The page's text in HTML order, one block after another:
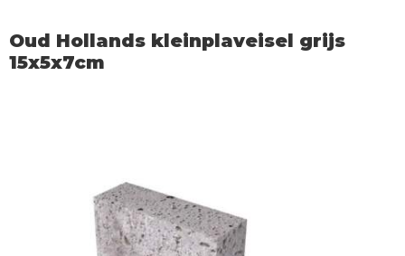
Oud Hollands kleinplaveisel grijs
15x5x7cm